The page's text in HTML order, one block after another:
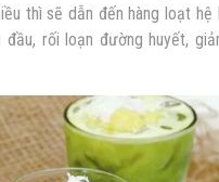
thì sẽ dẫn đến hàng loạt hệ
đầu, rối loạn đường huyết,